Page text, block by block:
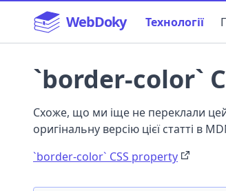
WebDoky Технології
`border-color`
Схоже, що ми іще не переклали
оригінальну версію цієї статті в
`border-color` CSS property